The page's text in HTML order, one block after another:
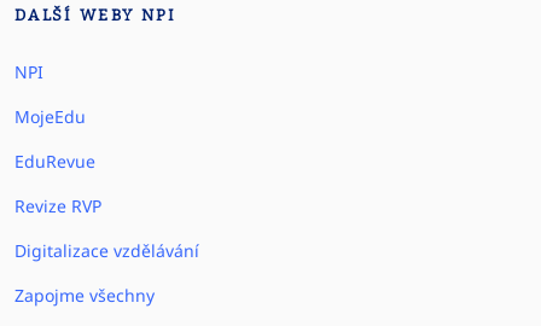
DALŠÍ WEBY NPI
NPI
MojeEdu
EduRevue
Revize RVP
Digitalizace vzdělávání
Zapojme všechny